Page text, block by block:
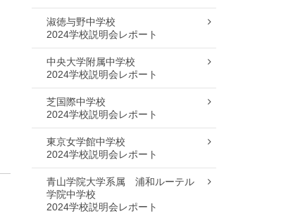
淑徳与野中学校
2024学校説明会レポート
中央大学附属中学校
2024学校説明会レポート
芝国際中学校
2024学校説明会レポート
東京女学館中学校
2024学校説明会レポート
青山学院大学系属 浦和ルーテル
学院中学校
2024学校説明会レポート